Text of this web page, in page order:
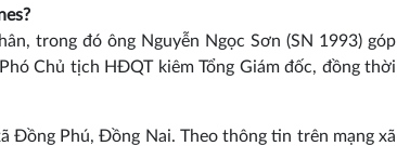
trong đó ông Nguyễn Ngọc Sơn (SN 1993) góp
Chủ tịch HĐQT kiêm Tổng Giám đốc, đồng thời
Đồng Phú, Đồng Nai. Theo thông tin trên mạng xã